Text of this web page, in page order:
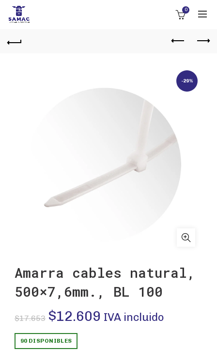
0
-29%
Amarra cables natural,
500×7,6mm., BL 100
$17.653 El
precio
$12.609 El
IVA incluido
90 DISPONIBLES